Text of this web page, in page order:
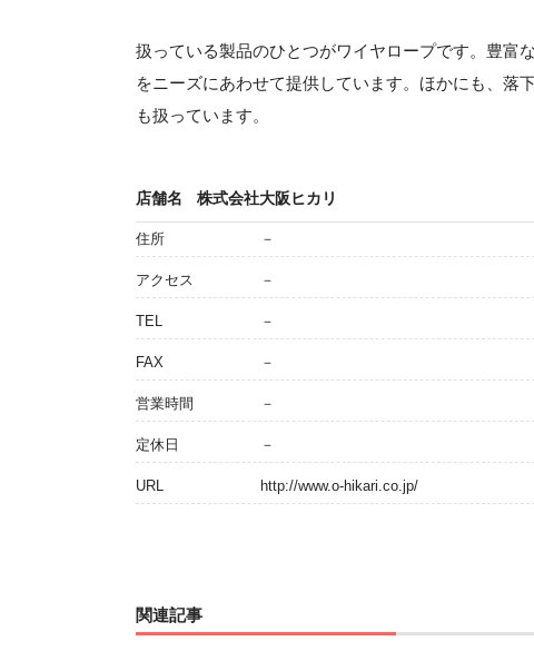
扱っている製品のひとつがワイヤロープです。豊富
をニーズにあわせて提供しています。ほかにも、落
も扱っています。
店舗名 株式会社大阪ヒカリ
住所 －
アクセス －
TEL －
FAX －
営業時間 －
定休日 －
URL http://www.o-hikari.co.jp/
関連記事